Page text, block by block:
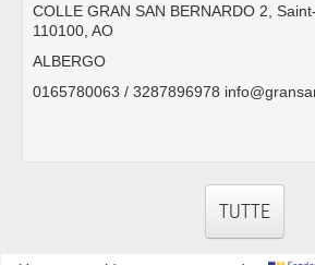
COLLE GRAN SAN BERNARDO 2,
110100, AO
ALBERGO
0165780063 / 3287896978
TUTTE